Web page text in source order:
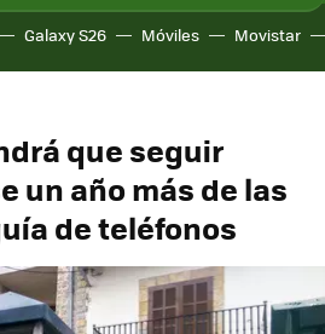
Galaxy S26 Móviles Movistar
que seguir
un año más de las
de teléfonos